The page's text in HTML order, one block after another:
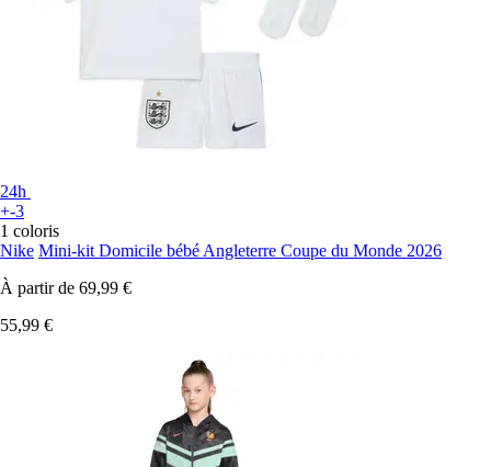
24h
+-3
1 coloris
Nike Mini-kit Domicile bébé Angleterre Coupe du Monde 2026
À partir de 69,99 €
55,99 €